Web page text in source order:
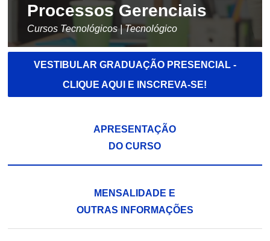
Processos Gerenciais
Cursos Tecnológicos | Tecnológico
VESTIBULAR GRADUAÇÃO PRESENCIAL -
CLIQUE AQUI E INSCREVA-SE!
APRESENTAÇÃO
DO CURSO
MENSALIDADE E
OUTRAS INFORMAÇÕES